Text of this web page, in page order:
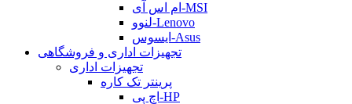
ام اس آی-MSI
لنوو-Lenovo
ایسوس-Asus
تجهیزات اداری و فروشگاهی
تجهیزات اداری
پرینتر تک کاره
اچ پی-HP